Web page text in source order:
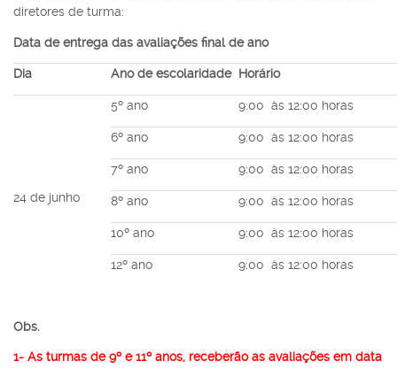
diretores de turma:
Data de entrega das avaliações final de ano
Dia Ano de escolaridade Horário
24 de junho
5º ano 9:00 às 12:00 horas
6º ano 9:00 às 12:00 horas
7º ano 9:00 às 12:00 horas
8º ano 9:00 às 12:00 horas
10º ano 9:00 às 12:00 horas
12º ano 9:00 às 12:00 horas
Obs.
1- As turmas de 9º e 11º anos, receberão as avaliações em data